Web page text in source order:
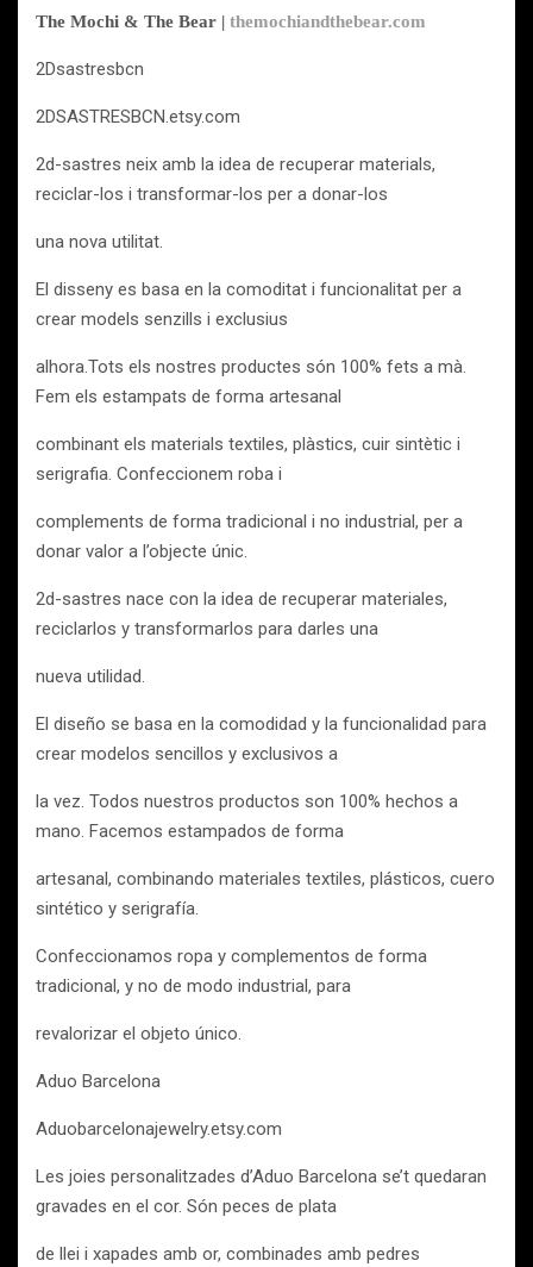
The Mochi & The Bear | themochiandthebear.com
2Dsastresbcn
2DSASTRESBCN.etsy.com
2d-sastres neix amb la idea de recuperar materials,
reciclar-los i transformar-los per a donar-los
una nova utilitat.
El disseny es basa en la comoditat i funcionalitat per a
crear models senzills i exclusius
alhora.Tots els nostres productes són 100% fets a mà.
Fem els estampats de forma artesanal
combinant els materials textiles, plàstics, cuir sintètic i
serigrafia. Confeccionem roba i
complements de forma tradicional i no industrial, per a
donar valor a l’objecte únic.
2d-sastres nace con la idea de recuperar materiales,
reciclarlos y transformarlos para darles una
nueva utilidad.
El diseño se basa en la comodidad y la funcionalidad para
crear modelos sencillos y exclusivos a
la vez. Todos nuestros productos son 100% hechos a
mano. Facemos estampados de forma
artesanal, combinando materiales textiles, plásticos, cuero
sintético y serigrafía.
Confeccionamos ropa y complementos de forma
tradicional, y no de modo industrial, para
revalorizar el objeto único.
Aduo Barcelona
Aduobarcelonajewelry.etsy.com
Les joies personalitzades d’Aduo Barcelona se’t quedaran
gravades en el cor. Són peces de plata
de llei i xapades amb or, combinades amb pedres